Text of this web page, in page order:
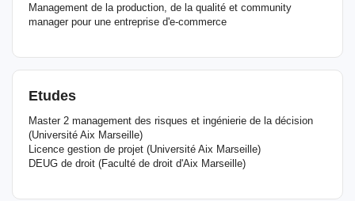
Management de la production, de la qualité et community
manager pour une entreprise d'e-commerce
Etudes
Master 2 management des risques et ingénierie de la décision
(Université Aix Marseille)
Licence gestion de projet (Université Aix Marseille)
DEUG de droit (Faculté de droit d'Aix Marseille)